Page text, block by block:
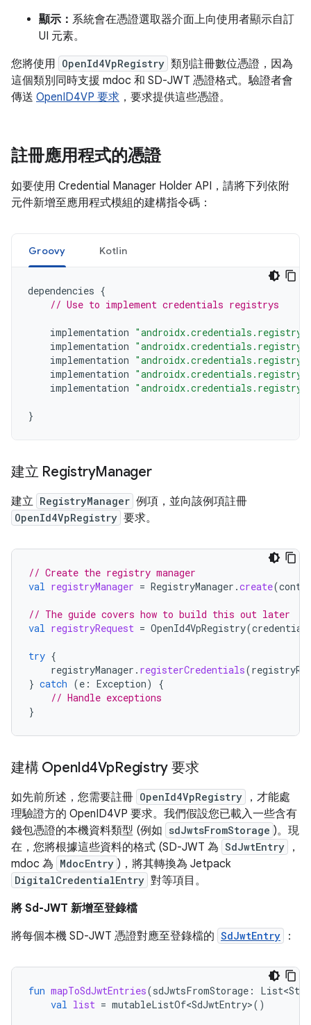
顯示： 系統會在憑證選取器介面上向使用者顯示自訂
UI 元素。
您將使用 OpenId4VpRegistry 類別註冊數位憑證，因為
這個類別同時支援 mdoc 和 SD-JWT 憑證格式。驗證者會
傳送 OpenID4VP 要求 ，要求提供這些憑證。
註冊應用程式的憑證
如要使用 Credential Manager Holder API，請將下列依附
元件新增至應用程式模組的建構指令碼：
Groovy Kotlin
dependencies {
// Use to implement credentials registrys
implementation
implementation
implementation
implementation
implementation
}
建立 RegistryManager
建立 RegistryManager 例項，並向該例項註冊
OpenId4VpRegistry 要求。
// Create the registry manager
val registryManager = RegistryManager .create(
// The guide covers how to build this out later
val registryRequest = OpenId4VpRegistry(
try {
registryManager . registerCredentials(
} catch (e : Exception)
{
// Handle exceptions
}
建構 OpenId4VpRegistry 要求
如先前所述，您需要註冊 OpenId4VpRegistry
，才能處
理驗證方的 OpenID4VP 要求。我們假設您已載入一些含有
錢包憑證的本機資料類型 (例如 sdJwtsFromStorage )。現
在，您將根據這些資料的格式 (SD-JWT 為 SdJwtEntry
，
mdoc 為 MdocEntry )，將其轉換為 Jetpack
DigitalCredentialEntry 對等項目。
將 Sd-JWT 新增至登錄檔
將每個本機 SD-JWT 憑證對應至登錄檔的 SdJwtEntry ：
fun mapToSdJwtEntries(sdJwtsFromStorage :
val list = mutableListOf<SdJwtEntry>()